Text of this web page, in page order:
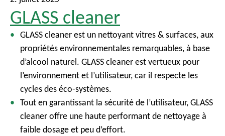
GLASS cleaner
GLASS cleaner est un nettoyant vitres & surfaces, aux
propriétés environnementales remarquables, à base
d’alcool naturel. GLASS cleaner est vertueux pour
l’environnement et l’utilisateur, car il respecte les
cycles des éco-systèmes.
Tout en garantissant la sécurité de l’utilisateur, GLASS
cleaner offre une haute performant de nettoyage à
faible dosage et peu d’effort.